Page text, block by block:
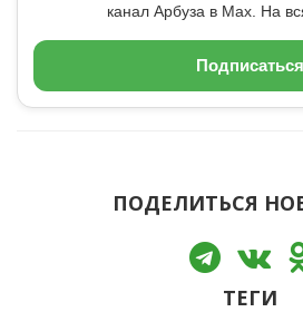
канал Арбуза в Max. На
Подписаться
ПОДЕЛИТЬСЯ
ТЕГИ